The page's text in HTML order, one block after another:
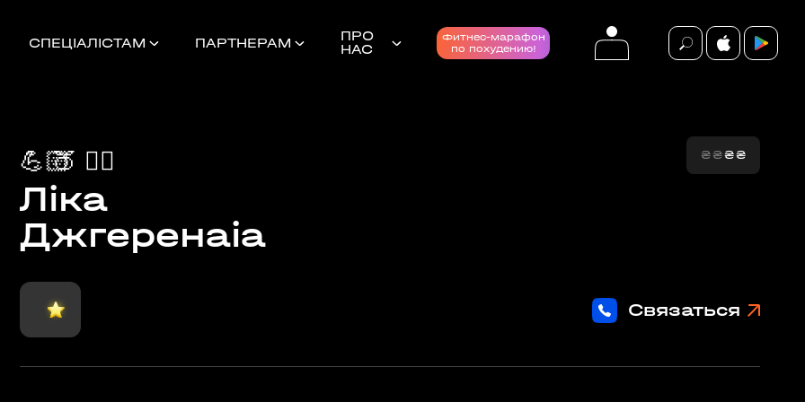
СПЕЦІАЛІСТАМ ПАРТНЕРАМ
ПРО
НАС
Фитнес-марафон
по похудению!
Найближчі події
💪🏻
🍑 ❤️‍🔥 ₴
₴
₴
₴
Ліка
Джгеренаіа
Связаться